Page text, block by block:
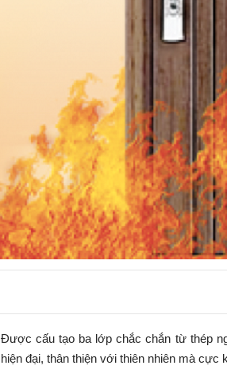
Được cấu tạo ba lớp chắc chắn từ thép
hiện đại, thân thiện với thiên nhiên mà cực